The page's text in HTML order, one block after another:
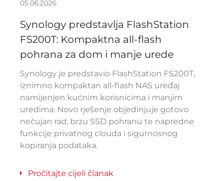
05.06.2026
Synology predstavlja FlashStation
FS200T: Kompaktna all-flash
pohrana za dom i manje urede
Synology je predstavio FlashStation FS200T,
iznimno kompaktan all-flash NAS uređaj
namijenjen kućnim korisnicima i manjim
uredima. Novo rješenje objedinjuje gotovo
nečujan rad, brzu SSD pohranu te napredne
funkcije privatnog clouda i sigurnosnog
kopiranja podataka.
Pročitajte cijeli članak